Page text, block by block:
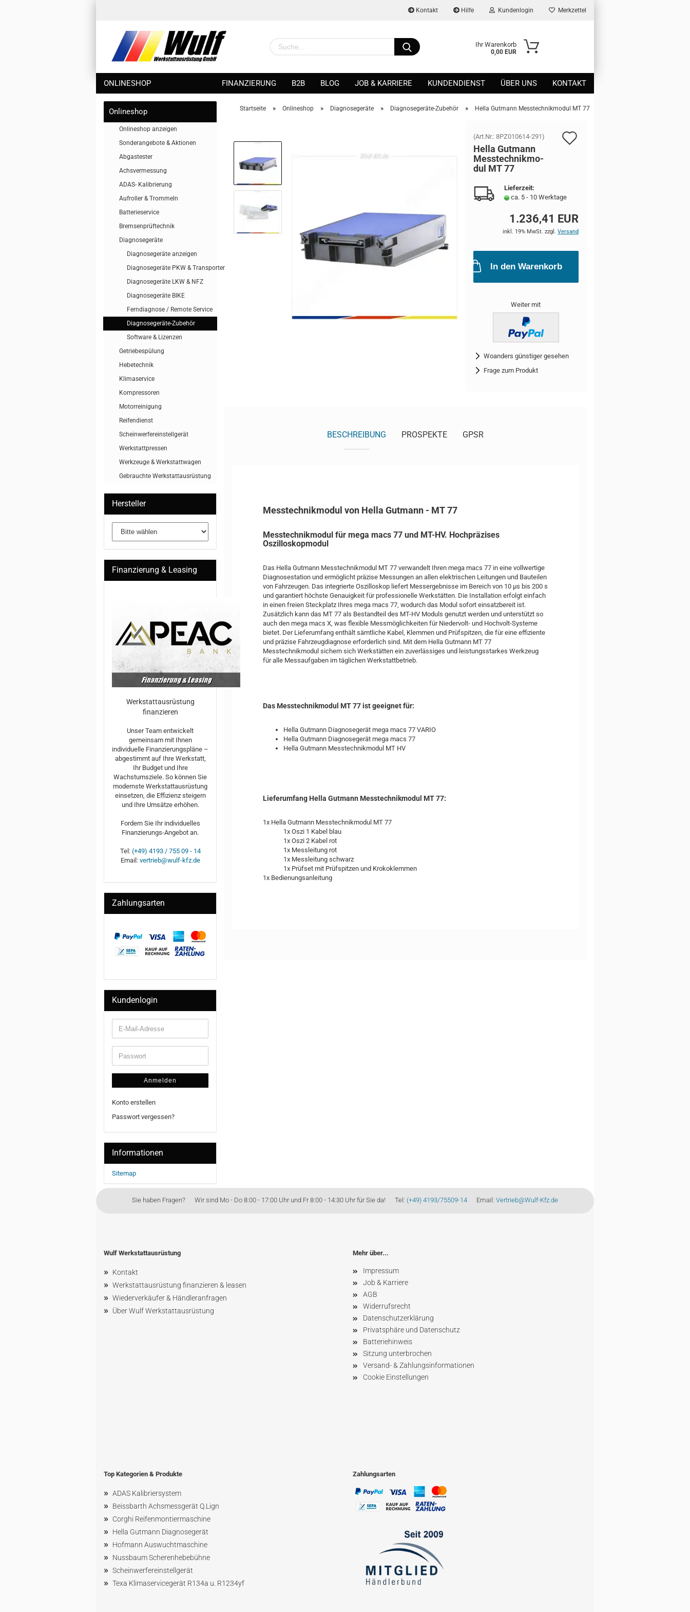
Kontakt Hilfe Kundenlogin Merkzettel
Ihr Warenkorb
0,00 EUR
ONLINESHOP FINANZIERUNG B2B BLOG JOB & KARRIERE KUNDENDIENST ÜBER UNS KONTAKT
Startseite » Onlineshop » Diagnosegeräte » Diagnosegeräte-Zubehör » Hella Gutmann Messtechnikmodul MT 77
(Art.Nr.: 8PZ010614-291)
Hella Gut­mann
Mess­tech­nik­mo­
dul MT 77
Lieferzeit:
ca. 5 - 10 Werktage
1.236,41 EUR
inkl. 19% MwSt. zzgl. Versand
In den Warenkorb
Weiter mit
Woanders günstiger gesehen
Frage zum Produkt
BESCHREIBUNG PROSPEKTE GPSR
Messtechnikmodul von Hella Gutmann - MT 77
Messtechnikmodul für mega macs 77 und MT-HV. Hochpräzises
Oszilloskopmodul
Das Hella Gutmann Messtechnikmodul MT 77 verwandelt Ihren mega macs 77 in eine vollwertige
Diagnosestation und ermöglicht präzise Messungen an allen elektrischen Leitungen und Bauteilen
von Fahrzeugen. Das integrierte Oszilloskop liefert Messergebnisse im Bereich von 10 µs bis 200 s
und garantiert höchste Genauigkeit für professionelle Werkstätten. Die Installation erfolgt einfach
in einen freien Steckplatz Ihres mega macs 77, wodurch das Modul sofort einsatzbereit ist.
Zusätzlich kann das MT 77 als Bestandteil des MT-HV Moduls genutzt werden und unterstützt so
auch den mega macs X, was flexible Messmöglichkeiten für Niedervolt- und Hochvolt-Systeme
bietet. Der Lieferumfang enthält sämtliche Kabel, Klemmen und Prüfspitzen, die für eine effiziente
und präzise Fahrzeugdiagnose erforderlich sind. Mit dem Hella Gutmann MT 77
Messtechnikmodul sichern sich Werkstätten ein zuverlässiges und leistungsstarkes Werkzeug
für alle Messaufgaben im täglichen Werkstattbetrieb.
Das Messtechnikmodul MT 77 ist geeignet für:
Hella Gutmann Diagnosegerät mega macs 77 VARIO
Hella Gutmann Diagnosegerät mega macs 77
Hella Gutmann Messtechnikmodul MT HV
Lieferumfang Hella Gutmann Messtechnikmodul MT 77:
1x Hella Gutmann Messtechnikmodul MT 77
1x Oszi 1 Kabel blau
1x Oszi 2 Kabel rot
1x Messleitung rot
1x Messleitung schwarz
1x Prüfset mit Prüfspitzen und Krokoklemmen
1x Bedienungsanleitung
Onlineshop
Onlineshop anzeigen
Sonderangebote & Aktionen
Abgastester
Achsvermessung
ADAS- Kalibrierung
Aufroller & Trommeln
Batterieservice
Bremsenprüftechnik
Diagnosegeräte
Diagnosegeräte anzeigen
Diagnosegeräte PKW & Transporter
Diagnosegeräte LKW & NFZ
Diagnosegeräte BIKE
Ferndiagnose / Remote Service
Diagnosegeräte-Zubehör
Software & Lizenzen
Getriebespülung
Hebetechnik
Klimaservice
Kompressoren
Motorreinigung
Reifendienst
Scheinwerfereinstellgerät
Werkstattpressen
Werkzeuge & Werkstattwagen
Gebrauchte Werkstattausrüstung
Hersteller
Finanzierung & Leasing
Werkstattausrüstung
finanzieren
Unser Team entwickelt
gemeinsam mit Ihnen
individuelle Finanzierungspläne –
abgestimmt auf Ihre Werkstatt,
Ihr Budget und Ihre
Wachstumsziele. So können Sie
modernste Werkstattausrüstung
einsetzen, die Effizienz steigern
und Ihre Umsätze erhöhen.
Fordern Sie Ihr individuelles
Finanzierungs-Angebot an.
Tel: (+49) 4193 / 755 09 - 14
Email: vertrieb@wulf-kfz.de
Zahlungsarten
Kundenlogin
Anmelden
Konto erstellen
Passwort vergessen?
Informationen
Sitemap
Sie haben Fragen? Wir sind Mo - Do 8:00 - 17:00 Uhr und Fr 8:00 - 14:30 Uhr für Sie da! Tel: (+49) 4193/75509-14 Email: Vertrieb@Wulf-Kfz.de
Wulf Werkstattausrüstung
» Kontakt
» Werkstattausrüstung finanzieren & leasen
» Wiederverkäufer & Händleranfragen
» Über Wulf Werkstattausrüstung
Mehr über...
Impressum
Job & Karriere
AGB
Widerrufsrecht
Datenschutzerklärung
Privatsphäre und Datenschutz
Batteriehinweis
Sitzung unterbrochen
Versand- & Zahlungsinformationen
Cookie Einstellungen
Top Kategorien & Produkte
» ADAS Kalibriersystem
» Beissbarth Achsmessgerät Q.Lign
» Corghi Reifenmontiermaschine
» Hella Gutmann Diagnosegerät
» Hofmann Auswuchtmaschine
» NussbaumScherenhebebühne
» Scheinwerfereinstellgerät
» Texa Klimaservicegerät R134a u. R1234yf
Zahlungsarten